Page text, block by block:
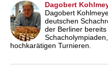
Dagobert
Dagobert
deutschen
der Berliner
hochkarätigen Turnieren.